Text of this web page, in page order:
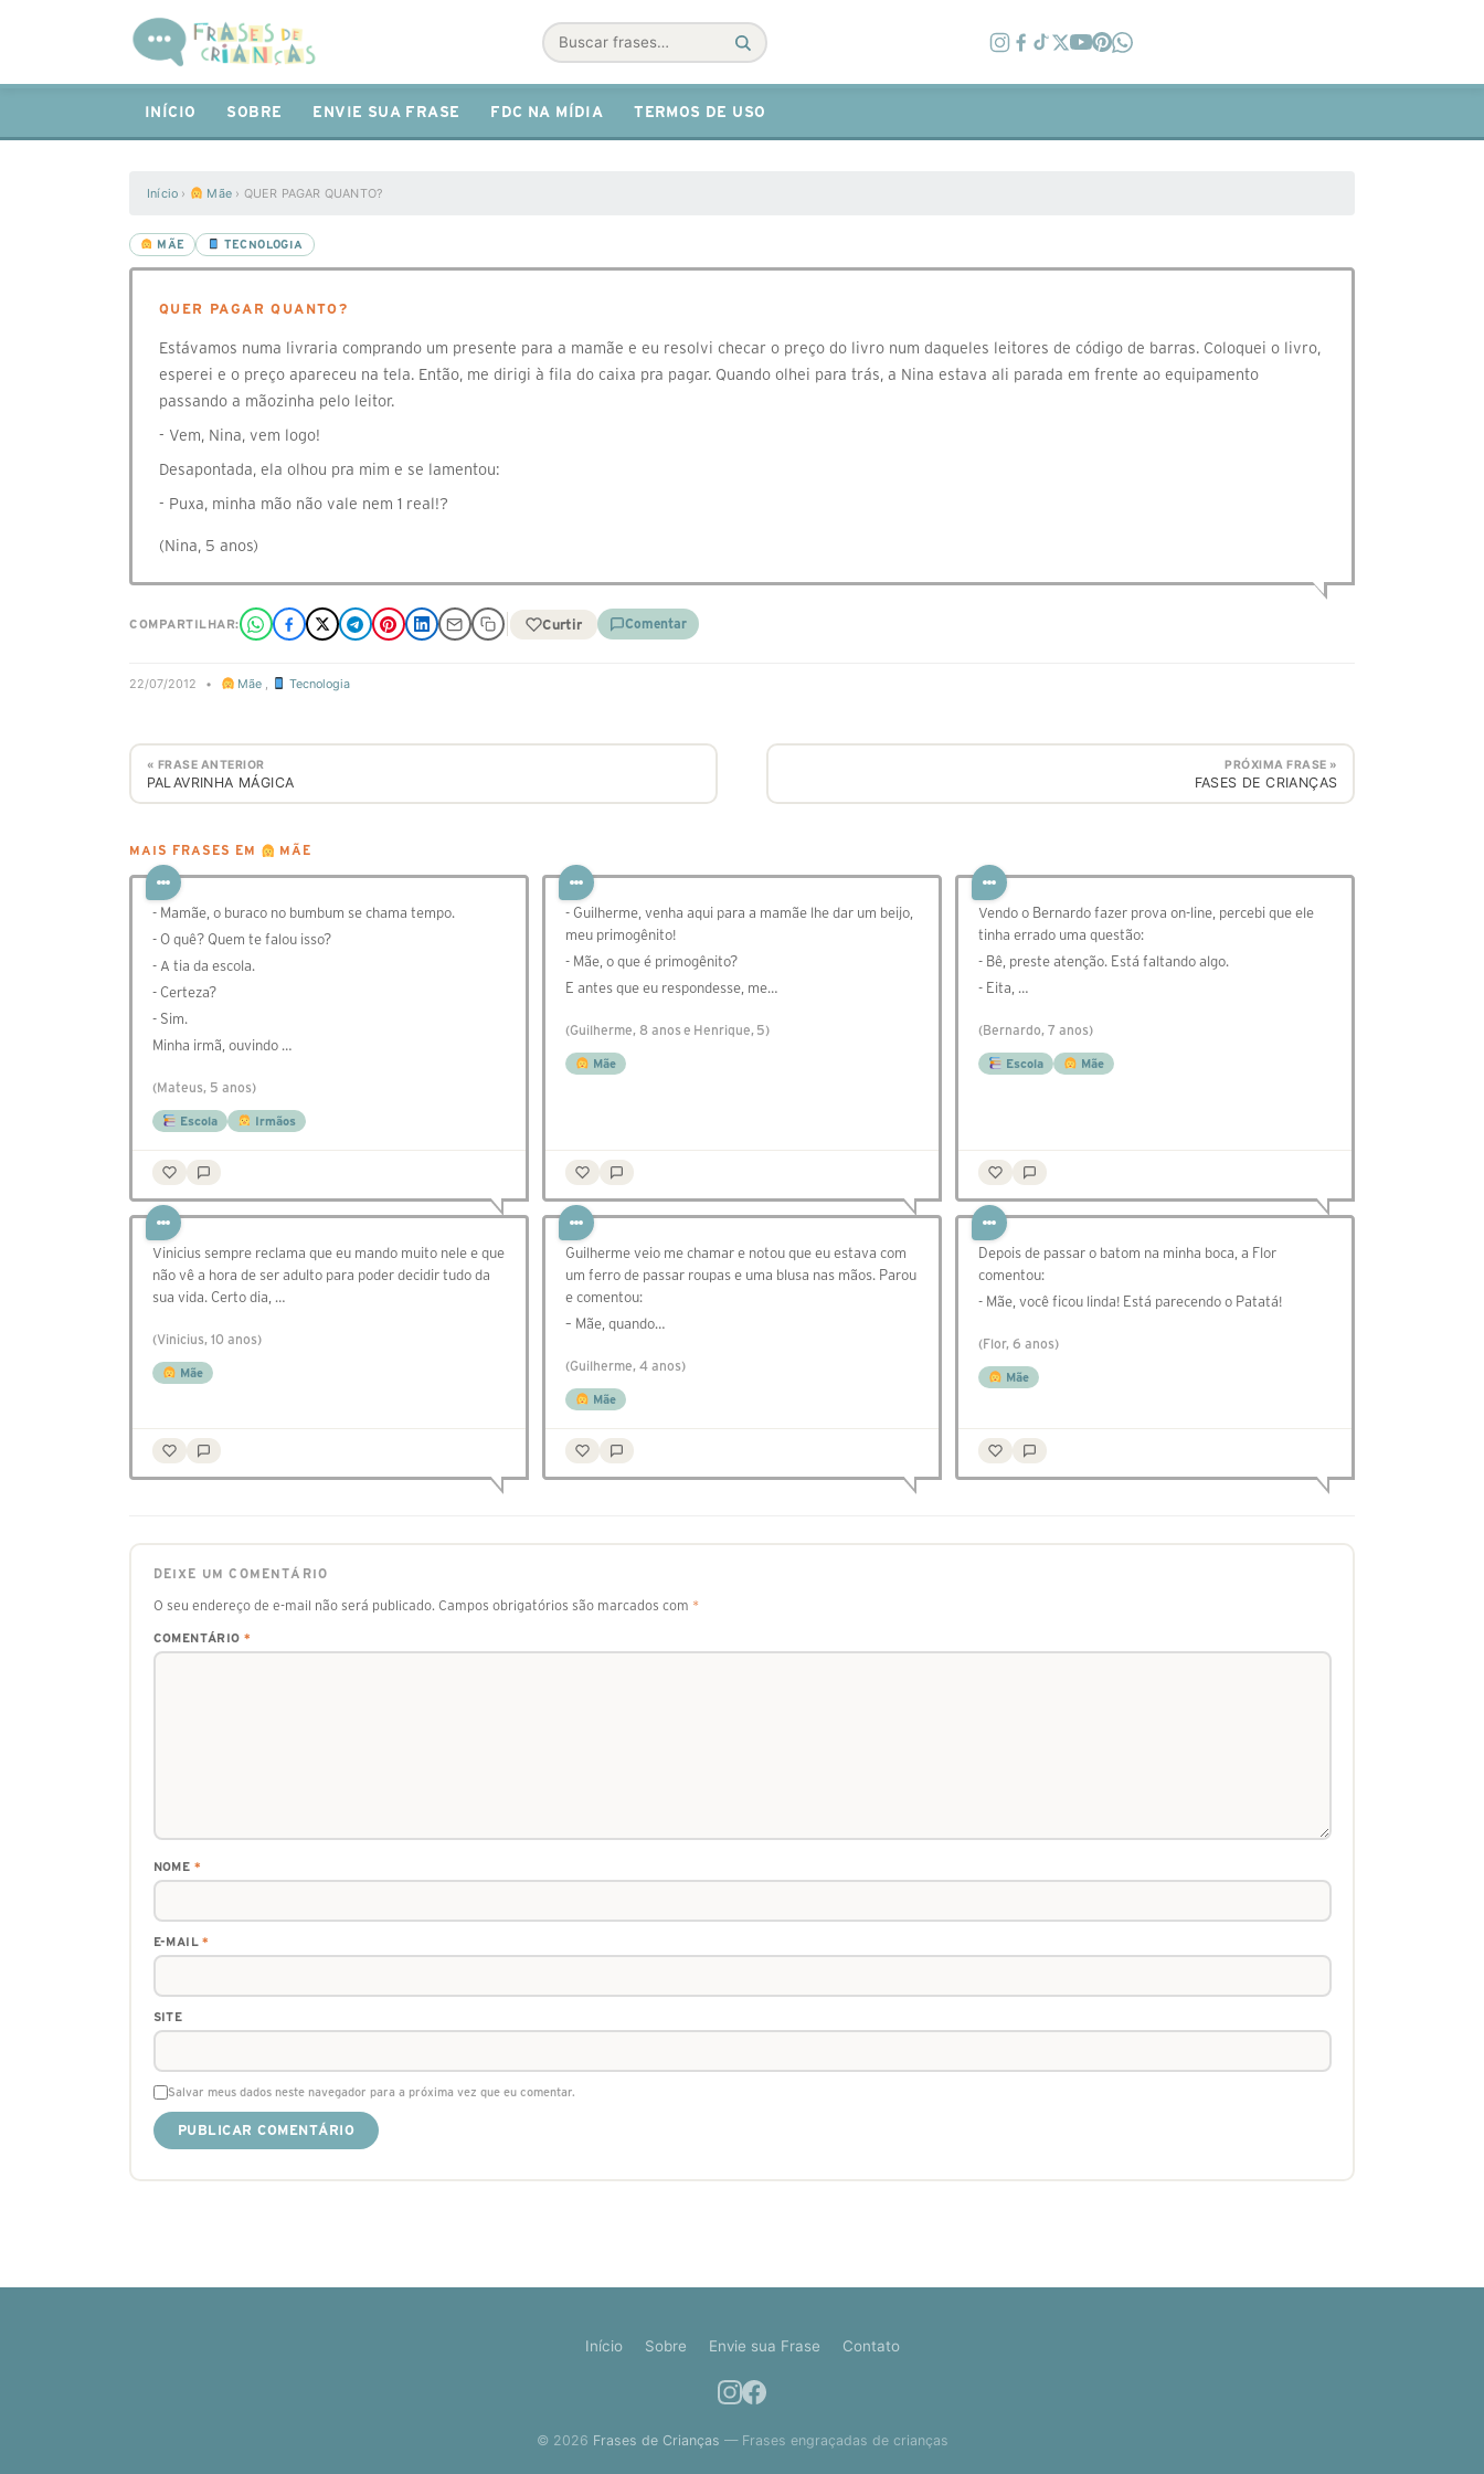
Buscar
INÍCIO SOBRE ENVIE SUA FRASE FDC NA MÍDIA TERMOS DE USO
Início › Mãe › QUER PAGAR QUANTO?
MÃE TECNOLOGIA
QUER PAGAR QUANTO?
Estávamos numa livraria comprando um presente para a mamãe e eu resolvi checar o preço do livro num daqueles leitores de código de barras. Coloquei o livro,
esperei e o preço apareceu na tela. Então, me dirigi à fila do caixa pra pagar. Quando olhei para trás, a Nina estava ali parada em frente ao equipamento
passando a mãozinha pelo leitor.
- Vem, Nina, vem logo!
Desapontada, ela olhou pra mim e se lamentou:
- Puxa, minha mão não vale nem 1 real!?
(Nina, 5 anos)
COMPARTILHAR: Curtir Comentar
22/07/2012 • Mãe , Tecnologia
« FRASE ANTERIOR
PALAVRINHA MÁGICA
PRÓXIMA FRASE »
FASES DE CRIANÇAS
MAIS FRASES EM MÃE
- Mamãe, o buraco no bumbum se chama tempo.
- O quê? Quem te falou isso?
- A tia da escola.
- Certeza?
- Sim.
Minha irmã, ouvindo …
(Mateus, 5 anos)
Escola Irmãos
- Guilherme, venha aqui para a mamãe lhe dar um beijo,
meu primogênito!
- Mãe, o que é primogênito?
E antes que eu respondesse, me…
(Guilherme, 8 anos e Henrique, 5)
Mãe
Vendo o Bernardo fazer prova on-line, percebi que ele
tinha errado uma questão:
- Bê, preste atenção. Está faltando algo.
- Eita, …
(Bernardo, 7 anos)
Escola Mãe
Vinicius sempre reclama que eu mando muito nele e que
não vê a hora de ser adulto para poder decidir tudo da
sua vida. Certo dia, …
(Vinicius, 10 anos)
Mãe
Guilherme veio me chamar e notou que eu estava com
um ferro de passar roupas e uma blusa nas mãos. Parou
e comentou:
– Mãe, quando…
(Guilherme, 4 anos)
Mãe
Depois de passar o batom na minha boca, a Flor
comentou:
- Mãe, você ficou linda! Está parecendo o Patatá!
(Flor, 6 anos)
Mãe
DEIXE UM COMENTÁRIO
O seu endereço de e-mail não será publicado. Campos obrigatórios são marcados com *
COMENTÁRIO *
NOME *
E-MAIL*
SITE
Salvar meus dados neste navegador para a próxima vez que eu comentar.
Início Sobre Envie sua Frase Contato
© 2026 Frases de Crianças — Frases engraçadas de crianças